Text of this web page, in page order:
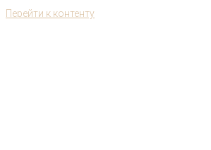
Перейти к контенту